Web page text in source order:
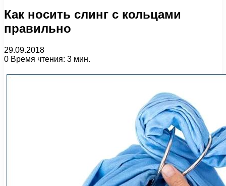
Как носить слинг с кольцами
правильно
29.09.2018
0 Время чтения: 3 мин.